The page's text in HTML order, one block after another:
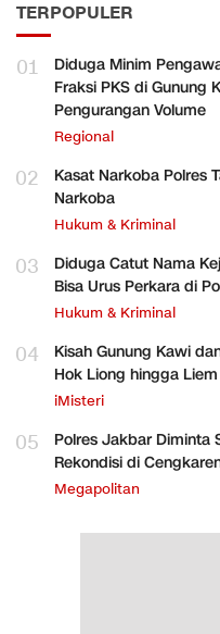
TERPOPULER
01
Diduga Minim
Fraksi PKS di Gunung
Pengurangan Volume
Regional
02
Kasat Narkoba Polres
Narkoba
Hukum & Kriminal
03
Diduga Catut Nama
Bisa Urus Perkara di
Hukum & Kriminal
04
Kisah Gunung Kawi
Hok Liong hingga
iMisteri
05
Polres Jakbar Diminta
Rekondisi di
Megapolitan